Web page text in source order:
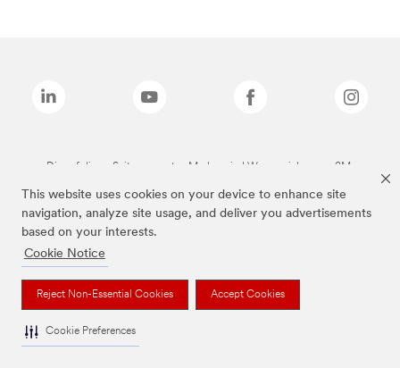
This website uses cookies on your device to enhance site
navigation, analyze site usage, and deliver you advertisements
based on your interests.
Cookie Notice
Reject Non-Essential Cookies Accept Cookies
Cookie Preferences
Die auf dieser Seite genannten Marken sind Warenzeichen von 3M.